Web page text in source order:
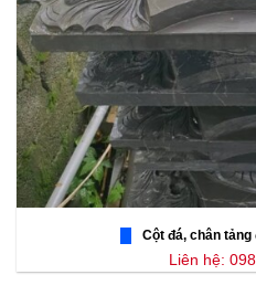
Cột đá, chân
Liên hệ: